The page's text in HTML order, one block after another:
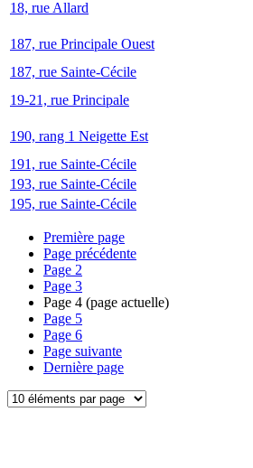
18, rue Allard
187, rue Principale Ouest
187, rue Sainte-Cécile
19-21, rue Principale
190, rang 1 Neigette Est
191, rue Sainte-Cécile
193, rue Sainte-Cécile
195, rue Sainte-Cécile
Première page
Page précédente
Page 2
Page 3
Page 4 (page actuelle)
Page 5
Page 6
Page suivante
Dernière page